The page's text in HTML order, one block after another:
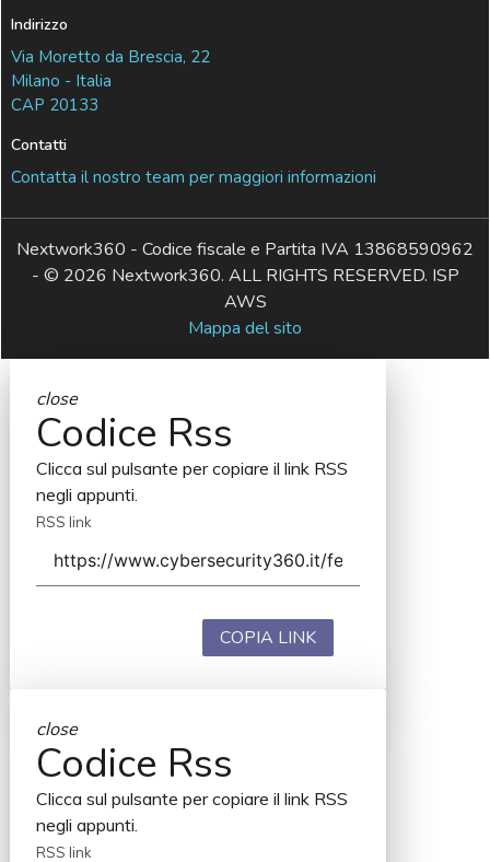
Indirizzo
Via Moretto da Brescia, 22
Milano - Italia
CAP 20133
Contatti
Contatta il nostro team per maggiori informazioni
Nextwork360 - Codice fiscale e Partita IVA 13868590962
- © 2026 Nextwork360. ALL RIGHTS RESERVED. ISP
AWS
Mappa del sito
close
Codice Rss
Clicca sul pulsante per copiare il link RSS
negli appunti.
RSS link
COPIA LINK
close
Codice Rss
Clicca sul pulsante per copiare il link RSS
negli appunti.
RSS link